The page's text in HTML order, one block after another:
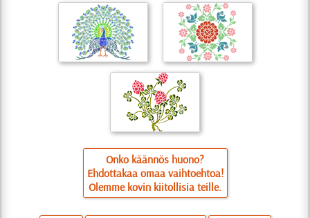
Onko käännös huono?
Ehdottakaa omaa vaihtoehtoa!
Olemme kovin kiitollisia teille.